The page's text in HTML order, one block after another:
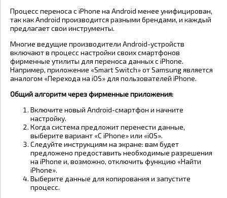
Процесс переноса с iPhone на Android менее унифицирован,
так как Android производится разными брендами, и каждый
предлагает свои инструменты.
Многие ведущие производители Android-устройств
включают в процесс настройки своих смартфонов
фирменные утилиты для переноса данных с iPhone.
Например, приложение «Smart Switch» от Samsung является
аналогом «Перехода на iOS» для пользователей iPhone.
Общий алгоритм через фирменные приложения:
Включите новый Android-смартфон и начните
настройку.
Когда система предложит перенести данные,
выберите вариант «С iPhone» или «iOS».
Следуйте инструкциям на экране: вам будет
предложено предоставить необходимые разрешения
на iPhone и, возможно, отключить функцию «Найти
iPhone».
Выберите данные для копирования и запустите
процесс.